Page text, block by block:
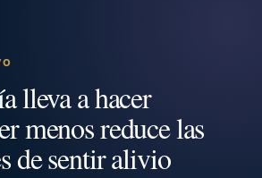
lleva a hacer
menos reduce las
de sentir alivio